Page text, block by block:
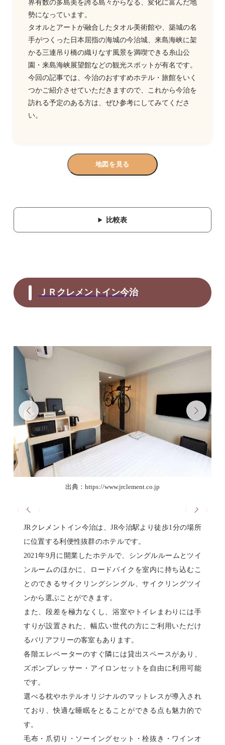
界有数の多島美を誇る島々からなる、変化に富んだ地
勢になっています。
タオルとアートが融合したタオル美術館や、築城の名
手がつくった日本屈指の海城の今治城、来島海峡に架
かる三連吊り橋の織りなす風景を満喫できる糸山公
園・来島海峡展望館などの観光スポットが有名です。
今回の記事では、今治のおすすめホテル・旅館をいく
つかご紹介させていただきますので、これから今治を
訪れる予定のある方は、ぜひ参考にしてみてくださ
い。
地図を見る
比較表
ＪＲクレメントイン今治
出典：https://www.jrclement.co.jp
JRクレメントイン今治は、JR今治駅より徒歩1分の場所
に位置する利便性抜群のホテルです。
2021年9月に開業したホテルで、シングルルームとツイ
ンルームのほかに、ロードバイクを室内に持ち込むこ
とのできるサイクリングシングル、サイクリングツイ
ンから選ぶことができます。
また、段差を極力なくし、浴室やトイレまわりには手
すりが設置された、幅広い世代の方にご利用いただけ
るバリアフリーの客室もあります。
各階エレベーターのすぐ隣には貸出スペースがあり、
ズボンプレッサー・アイロンセットを自由に利用可能
です。
選べる枕やホテルオリジナルのマットレスが導入され
ており、快適な睡眠をとることができる点も魅力的で
す。
毛布・爪切り・ソーイングセット・栓抜き・ワインオ